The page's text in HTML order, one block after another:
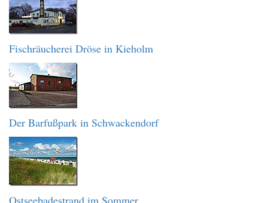
Fischräucherei Dröse in Kieholm
Der Barfußpark in Schwackendorf
Ostseebadestrand im Sommer